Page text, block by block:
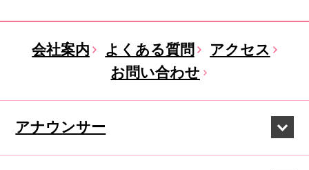
会社案内 よくある質問
アクセス
お問い合わせ
アナウンサー